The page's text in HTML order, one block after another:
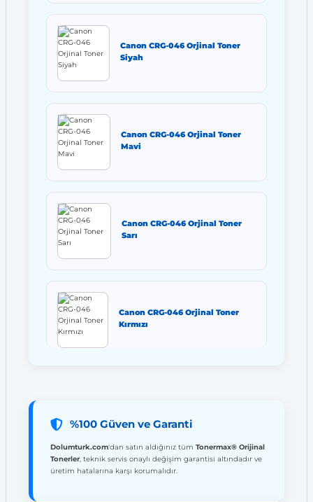
Canon CRG-046 Orjinal Toner
Siyah
Canon CRG-046 Orjinal Toner
Mavi
Canon CRG-046 Orjinal Toner
Sarı
Canon CRG-046 Orjinal Toner
Kırmızı
%100 Güven ve Garanti
Dolumturk.com'dan satın aldığınız tüm Tonermax® Orijinal
Tonerler, teknik servis onaylı değişim garantisi altındadır ve
üretim hatalarına karşı korumalıdır.